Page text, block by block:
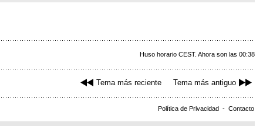
Huso horario CEST. Ahora son las 00:38
Tema más reciente Tema más antiguo
Política de Privacidad - Contacto